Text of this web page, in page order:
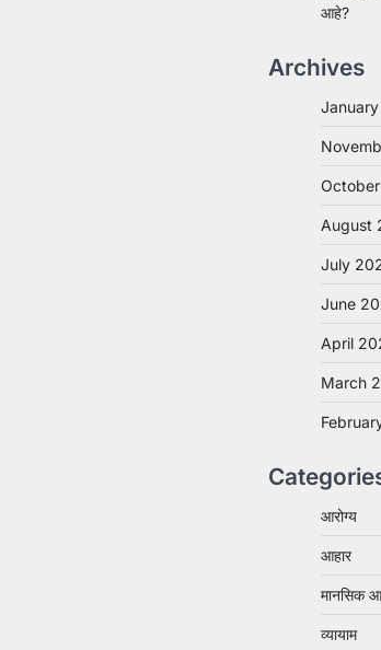
आहे?
Archives
August
July
June
April
March
आरोग्य
आहार
मानसिक
व्यायाम